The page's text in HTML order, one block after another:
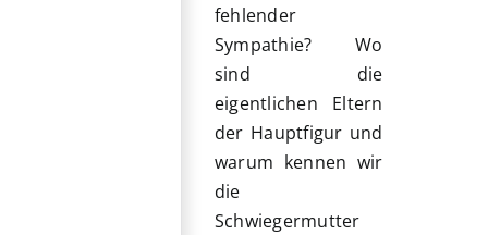
fehlender
Sympathie? Wo
sind die
eigentlichen Eltern
der Hauptfigur und
warum kennen wir
die
Schwiegermutter